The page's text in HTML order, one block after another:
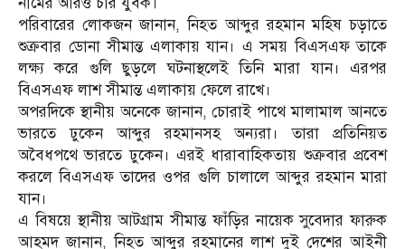
পরিবারের লোকজন জানান, নিহত আব্দুর রহমান মহিষ চড়াতে
শুক্রবার ডোনা সীমান্ত এলাকায় যান। এ সময় বিএসএফ তাকে
লক্ষ্য করে গুলি ছুড়লে ঘটনাস্থলেই তিনি মারা যান। এরপর
বিএসএফ লাশ সীমান্ত এলাকায় ফেলে রাখে।
অপরদিকে স্থানীয় অনেকে জানান, চোরাই পাথে মালামাল আনতে
ভারতে ঢুকেন আব্দুর রহমানসহ অন্যরা। তারা প্রতিনিয়ত
অবৈধপথে ভারতে ঢুকেন। এরই ধারাবাহিকতায় শুক্রবার প্রবেশ
করলে বিএসএফ তাদের ওপর গুলি চালালে আব্দুর রহমান মারা
যান।
এ বিষয়ে স্থানীয় আটগ্রাম সীমান্ত ফাঁড়ির নায়েক সুবেদার ফারুক
আহমদ জানান, নিহত আব্দুর রহমানের লাশ দুই দেশের আইনী